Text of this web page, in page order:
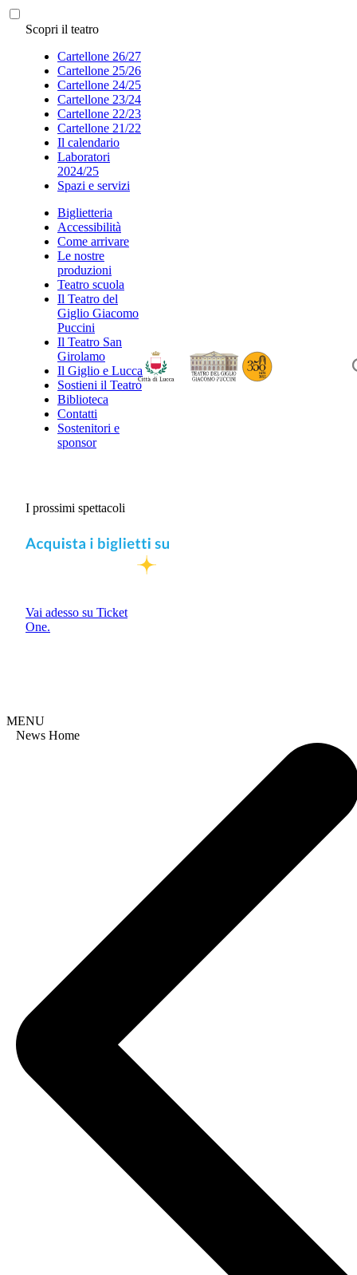
Scopri il teatro
Cartellone 26/27
Cartellone 25/26
Cartellone 24/25
Cartellone 23/24
Cartellone 22/23
Cartellone 21/22
Il calendario
Laboratori
2024/25
Spazi e servizi
Biglietteria
Accessibilità
Come arrivare
Le nostre
produzioni
Teatro scuola
Il Teatro del
Giglio Giacomo
Puccini
Il Teatro San
Girolamo
Il Giglio e Lucca
Sostieni il Teatro
Biblioteca
Contatti
Sostenitori e
sponsor
I prossimi spettacoli
Vai adesso su Ticket
One.
MENU
News Home